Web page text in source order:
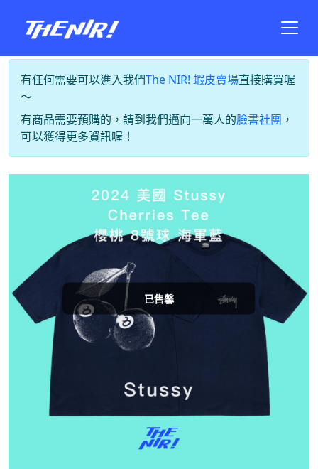
有任何需要可以進入我們The NIR! 蝦皮賣場直接購買喔
～
有商品需要預購的，請到我們邁向一萬人的臉書社團 ，
可以獲得更多資訊喔！
已售馨